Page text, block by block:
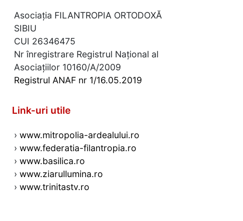
Asociația FILANTROPIA ORTODOXĂ
SIBIU
CUI 26346475
Nr înregistrare Registrul Național al
Asociațiilor 10160/A/2009
Registrul ANAF nr 1/16.05.2019
Link-uri utile
› www.mitropolia-ardealului.ro
› www.federatia-filantropia.ro
› www.basilica.ro
› www.ziarullumina.ro
› www.trinitastv.ro